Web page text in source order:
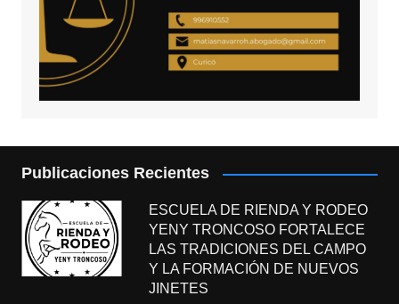
Publicaciones Recientes
ESCUELA DE RIENDA Y RODEO
YENY TRONCOSO FORTALECE
LAS TRADICIONES DEL CAMPO
Y LA FORMACIÓN DE NUEVOS
JINETES